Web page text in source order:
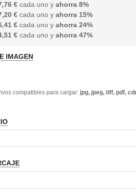
€ cada uno yahorra8%
€ cada uno yahorra 15%
€ cada uno yahorra24%
€ cada uno yahorra47%
IMAGEN
compatibles para cargar: jpg, jpeg, tiff, pdf,